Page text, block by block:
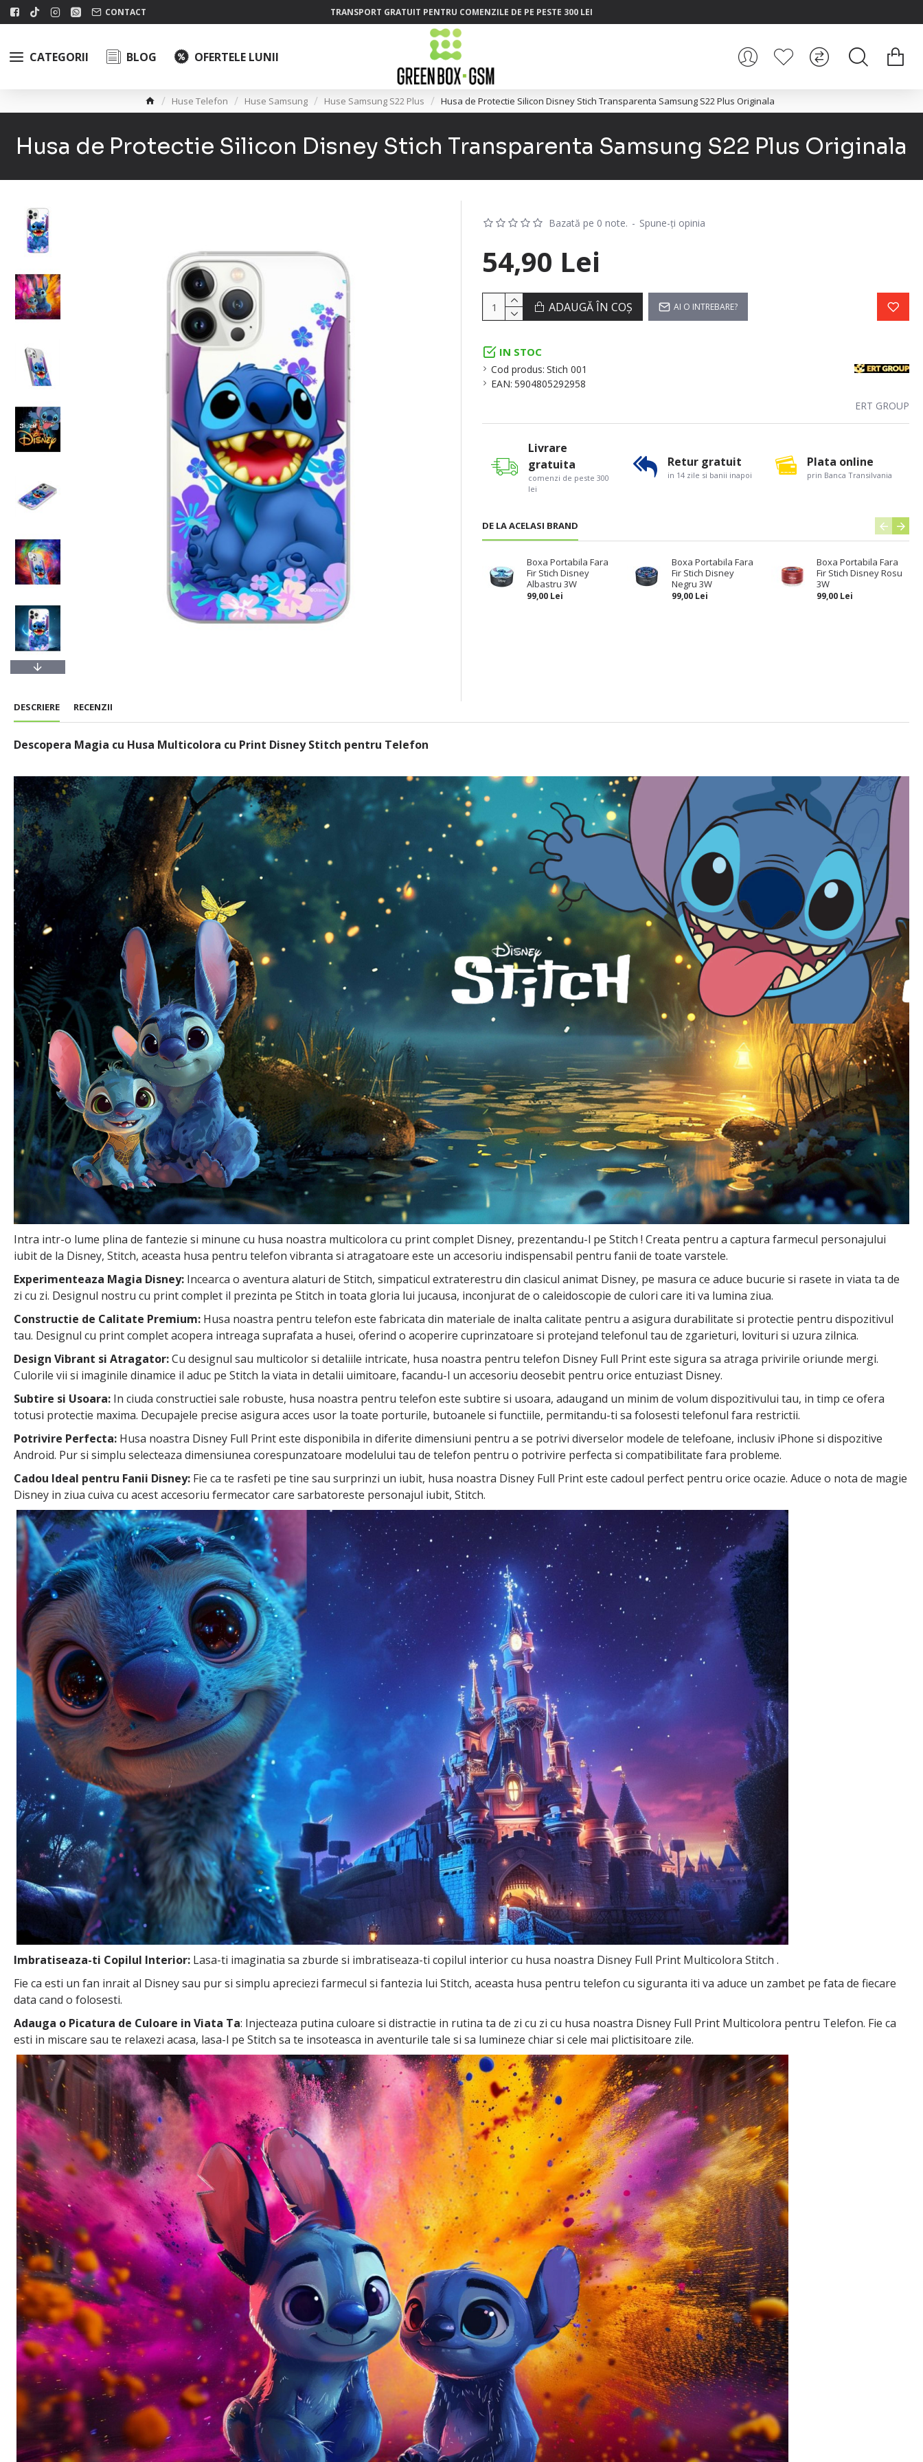
CONTACT TRANSPORT GRATUIT PENTRU COMENZILE DE PE PESTE 300 LEI
CATEGORII BLOG OFERTELE LUNII
Huse Telefon Huse Samsung Huse Samsung S22 Plus Husa de Protectie Silicon Disney Stich Transparenta Samsung S22 Plus Originala
Husa de Protectie Silicon Disney Stich Transparenta Samsung S22 Plus Originala
IN STOC
Cod produs: Stich 001
EAN: 5904805292958
ERT GROUP
Bazată pe 0 note. - Spune-ţi opinia
54,90 Lei
ADAUGĂ ÎN COŞ AI O INTREBARE?
DE LA ACELASI BRAND
Boxa Portabila Fara
Fir Stich Disney
Albastru 3W
99,00 Lei
Boxa Portabila Fara
Fir Stich Disney
Negru 3W
99,00 Lei
Boxa Portabila Fara
Fir Stich Disney Rosu
3W
99,00 Lei
Livrare
gratuita
comenzi de peste 300
lei
Retur gratuit
in 14 zile si banii inapoi
Plata online
prin Banca Transilvania
DESCRIERE RECENZII
Descopera Magia cu Husa Multicolora cu Print Disney Stitch pentru Telefon
Intra intr-o lume plina de fantezie si minune cu husa noastra multicolora cu print complet Disney, prezentandu-l pe Stitch ! Creata pentru a captura farmecul personajului
iubit de la Disney, Stitch, aceasta husa pentru telefon vibranta si atragatoare este un accesoriu indispensabil pentru fanii de toate varstele.
Experimenteaza Magia Disney: Incearca o aventura alaturi de Stitch, simpaticul extraterestru din clasicul animat Disney, pe masura ce aduce bucurie si rasete in viata ta de
zi cu zi. Designul nostru cu print complet il prezinta pe Stitch in toata gloria lui jucausa, inconjurat de o caleidoscopie de culori care iti va lumina ziua.
Constructie de Calitate Premium: Husa noastra pentru telefon este fabricata din materiale de inalta calitate pentru a asigura durabilitate si protectie pentru dispozitivul
tau. Designul cu print complet acopera intreaga suprafata a husei, oferind o acoperire cuprinzatoare si protejand telefonul tau de zgarieturi, lovituri si uzura zilnica.
Design Vibrant si Atragator:Cu designul sau multicolor si detaliile intricate, husa noastra pentru telefon Disney Full Print este sigura sa atraga privirile oriunde mergi.
Culorile vii si imaginile dinamice il aduc pe Stitch la viata in detalii uimitoare, facandu-l un accesoriu deosebit pentru orice entuziast Disney.
Subtire si Usoara: In ciuda constructiei sale robuste, husa noastra pentru telefon este subtire si usoara, adaugand un minim de volum dispozitivului tau, in timp ce ofera
totusi protectie maxima. Decupajele precise asigura acces usor la toate porturile, butoanele si functiile, permitandu-ti sa folosesti telefonul fara restrictii.
Potrivire Perfecta: Husa noastra Disney Full Print este disponibila in diferite dimensiuni pentru a se potrivi diverselor modele de telefoane, inclusiv iPhone si dispozitive
Android. Pur si simplu selecteaza dimensiunea corespunzatoare modelului tau de telefon pentru o potrivire perfecta si compatibilitate fara probleme.
Cadou Ideal pentru Fanii Disney: Fie ca te rasfeti pe tine sau surprinzi un iubit, husa noastra Disney Full Print este cadoul perfect pentru orice ocazie. Aduce o nota de magie
Disney in ziua cuiva cu acest accesoriu fermecator care sarbatoreste personajul iubit, Stitch.
Imbratiseaza-ti Copilul Interior: Lasa-ti imaginatia sa zburde si imbratiseaza-ti copilul interior cu husa noastra Disney Full Print Multicolora Stitch .
Fie ca esti un fan inrait al Disney sau pur si simplu apreciezi farmecul si fantezia lui Stitch, aceasta husa pentru telefon cu siguranta iti va aduce un zambet pe fata de fiecare
data cand o folosesti.
Adauga o Picatura de Culoare in Viata Ta: Injecteaza putina culoare si distractie in rutina ta de zi cu zi cu husa noastra Disney Full Print Multicolora pentru Telefon. Fie ca
esti in miscare sau te relaxezi acasa, lasa-l pe Stitch sa te insoteasca in aventurile tale si sa lumineze chiar si cele mai plictisitoare zile.